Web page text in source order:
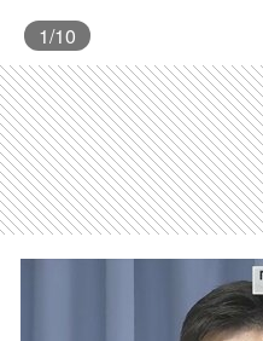
1/10